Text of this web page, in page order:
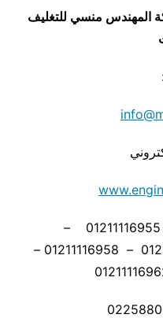
المهندس منسي للتغليف
موبايل: 01211116954 – 01211116955 –
01211116956 – 01211116957 – 01211116958 –